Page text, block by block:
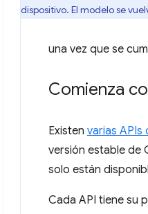
dispositivo. El modelo se
una vez que se
Comienza
Existen varias APIs
versión estable de
solo están
Cada API tiene su